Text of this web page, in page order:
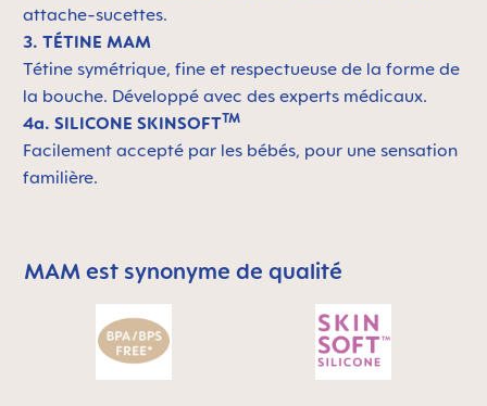
attache-sucettes.
3. TÉTINE MAM
Tétine symétrique, fine et respectueuse de la forme de
la bouche. Développé avec des experts médicaux.
4a. SILICONE SKINSOFTTM
Facilement accepté par les bébés, pour une sensation
familière.
Skip MAM Means Quality Icon Bar
MAM est synonyme de qualité